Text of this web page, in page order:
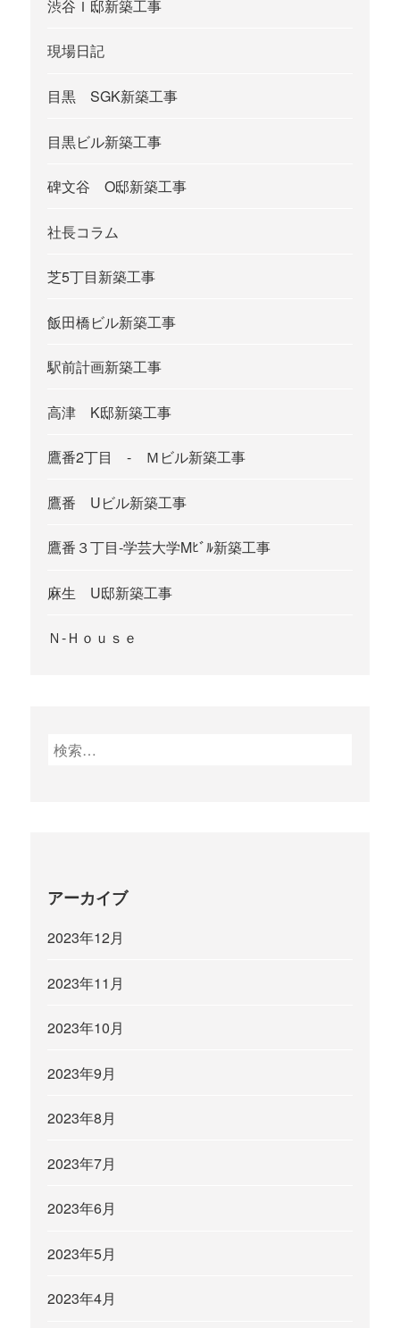
渋谷Ｉ邸新築工事
現場日記
目黒 SGK新築工事
目黒ビル新築工事
碑文谷 O邸新築工事
社長コラム
芝5丁目新築工事
飯田橋ビル新築工事
駅前計画新築工事
高津 K邸新築工事
鷹番2丁目 - Ｍビル新築工事
鷹番 Uビル新築工事
鷹番３丁目-学芸大学Mﾋﾞﾙ新築工事
麻生 U邸新築工事
Ｎ-Ｈｏｕｓｅ
検
アーカイブ
2023年12月
2023年11月
2023年10月
2023年9月
2023年8月
2023年7月
2023年6月
2023年5月
2023年4月